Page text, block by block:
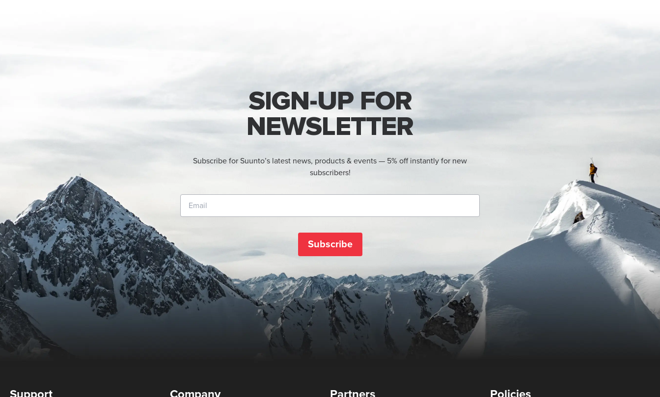
SIGN-UP FOR
NEWSLETTER
Subscribe for Suunto’s latest news, products & events — 5% off instantly for new
subscribers!
Subscribe
Support Company Partners Policies